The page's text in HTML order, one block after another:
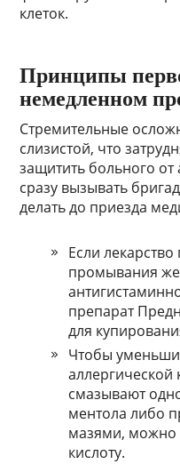
клеток.
Принципы
немедленном
Стремительные
слизистой, что
защитить больного
сразу вызывать
делать до приезда
Если
промывания
препарат
для
Чтобы
смазывают
ментола либо
мазями, можно
кислоту.